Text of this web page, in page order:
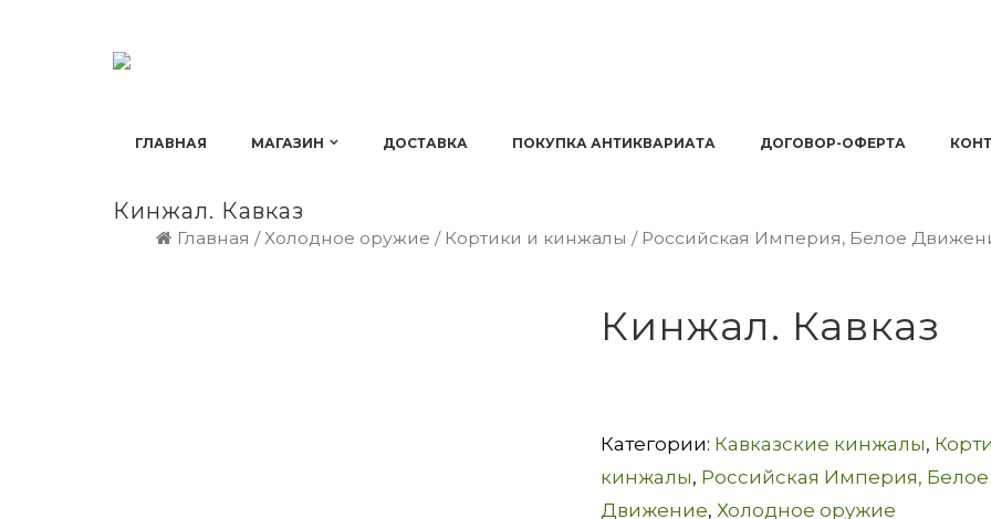
ГЛАВНАЯ МАГАЗИН ДОСТАВКА ПОКУПКА АНТИКВАРИАТА ДОГОВОР-ОФЕРТА
Кинжал. Кавказ
Главная /Холодное оружие / Кортики и кинжалы / Российская Империя, Белое
Кинжал. Кавказ
Категории: Кавказские кинжалы,
кинжалы, Российская Империя, Белое
Движение, Холодное оружие